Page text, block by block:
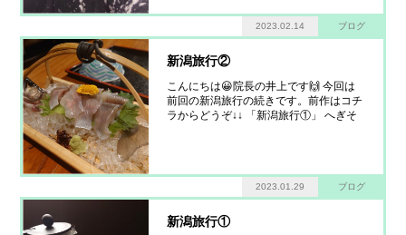
暮らしや雪国の文化を通じて「郷愁とや
2023.02.14 ブログ
新潟旅行②
こんにちは😀院長の井上です🙌 今回は
前回の新潟旅行の続きです。前作はコチ
ラからどうぞ↓↓ 「新潟旅行①」 へぎそ
す… 「ぽんしゅ館」です！ 受付
2023.01.29 ブログ
新潟旅行①